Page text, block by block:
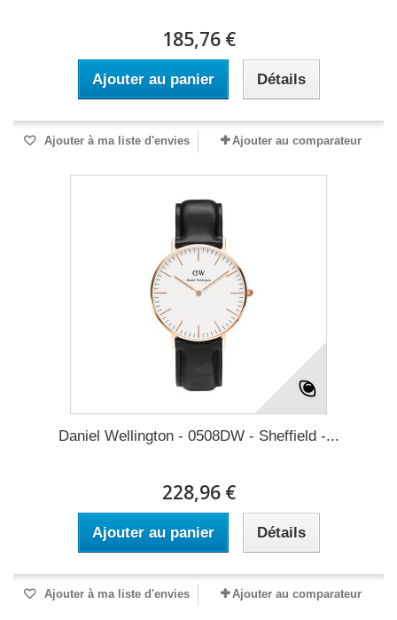
185,76 €
Ajouter au panier Détails
Ajouter à ma liste d'envies Ajouter au comparateur
Daniel Wellington - 0508DW - Sheffield -...
228,96 €
Ajouter au panier Détails
Ajouter à ma liste d'envies Ajouter au comparateur